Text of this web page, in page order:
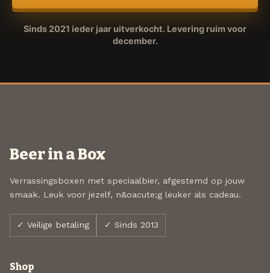
Sinds 2021 ieder jaar uitverkocht. Levering ruim voor
december.
Beer in a Box
Verrassingsboxen met speciaalbier, afgestemd op jouw
smaak. Leuk voor jezelf, n&oacute;g leuker als cadeau.
✓ Veilige betaling ✓ Sinds 2013
Shop